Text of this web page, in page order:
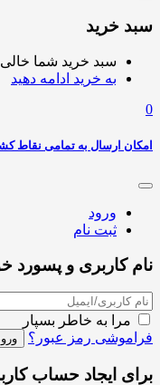
سبد خرید
سبد خرید شما
به خرید ادامه دهید
0
امکان ارسال به تمامی نقاط
ورود
ثبت نام
نام کاربری و پسورد
مرا به خاطر بسپار
فراموشی رمز عبور؟
برای ایجاد حساب